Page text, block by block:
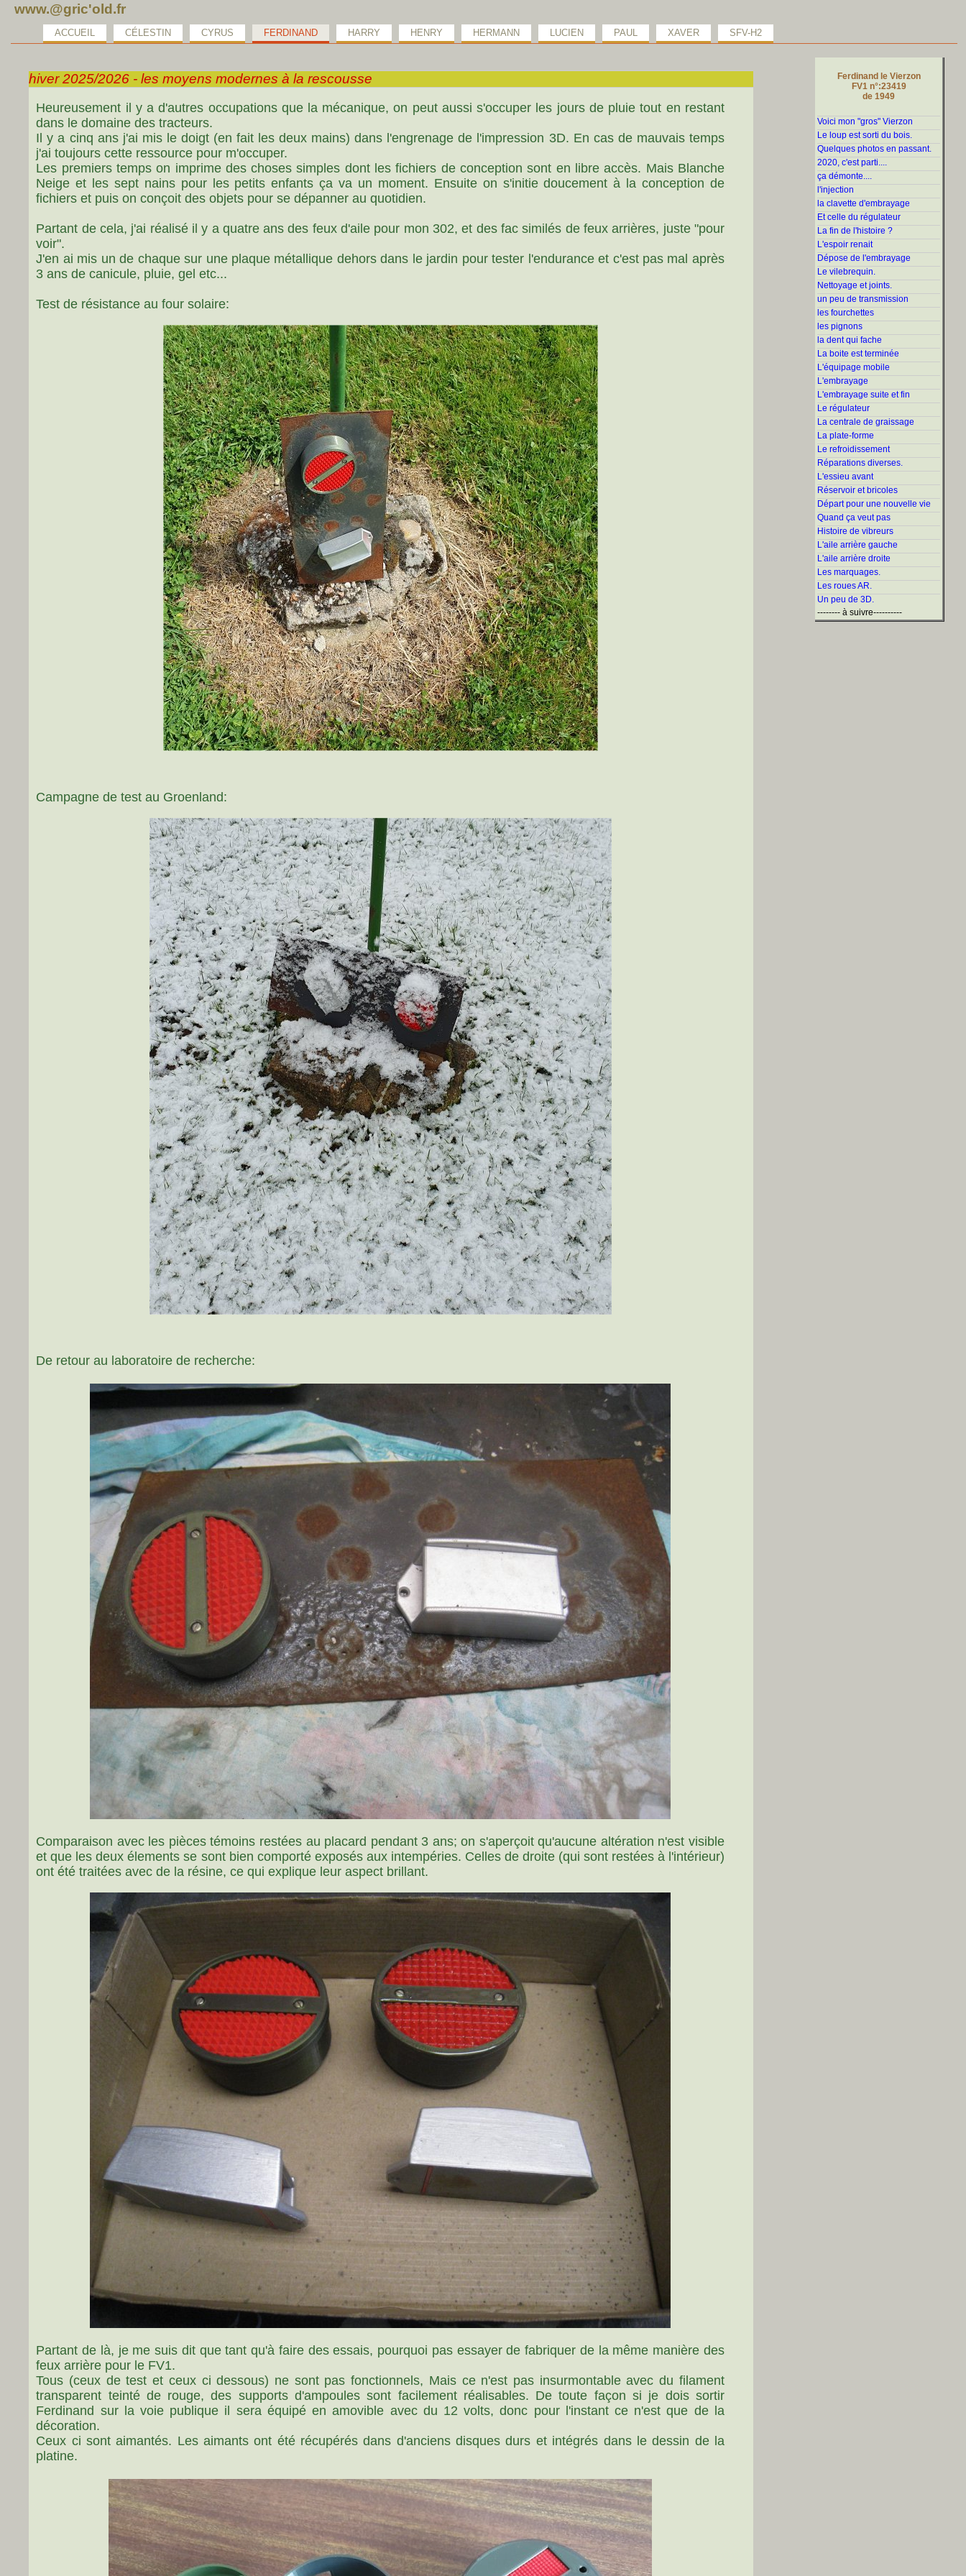
www.@gric'old.fr
ACCUEIL CÉLESTIN CYRUS FERDINAND HARRY HENRY HERMANN LUCIEN PAUL XAVER SFV-H2
Ferdinand le Vierzon
FV1 n°:23419
de 1949
Voici mon "gros" Vierzon
Le loup est sorti du bois.
Quelques photos en passant.
2020, c'est parti....
ça démonte....
l'injection
la clavette d'embrayage
Et celle du régulateur
La fin de l'histoire ?
L'espoir renait
Dépose de l'embrayage
Le vilebrequin.
Nettoyage et joints.
un peu de transmission
les fourchettes
les pignons
la dent qui fache
La boite est terminée
L'équipage mobile
L'embrayage
L'embrayage suite et fin
Le régulateur
La centrale de graissage
La plate-forme
Le refroidissement
Réparations diverses.
L'essieu avant
Réservoir et bricoles
Départ pour une nouvelle vie
Quand ça veut pas
Histoire de vibreurs
L'aile arrière gauche
L'aile arrière droite
Les marquages.
Les roues AR.
Un peu de 3D.
-------- à suivre----------
hiver 2025/2026 - les moyens modernes à la rescousse
Heureusement il y a d'autres occupations que la mécanique, on peut aussi s'occuper les jours de pluie tout en restant
dans le domaine des tracteurs.
Il y a cinq ans j'ai mis le doigt (en fait les deux mains) dans l'engrenage de l'impression 3D. En cas de mauvais temps
j'ai toujours cette ressource pour m'occuper.
Les premiers temps on imprime des choses simples dont les fichiers de conception sont en libre accès. Mais Blanche
Neige et les sept nains pour les petits enfants ça va un moment. Ensuite on s'initie doucement à la conception de
fichiers et puis on conçoit des objets pour se dépanner au quotidien.
Partant de cela, j'ai réalisé il y a quatre ans des feux d'aile pour mon 302, et des fac similés de feux arrières, juste "pour
voir".
J'en ai mis un de chaque sur une plaque métallique dehors dans le jardin pour tester l'endurance et c'est pas mal après
3 ans de canicule, pluie, gel etc...
Test de résistance au four solaire:
Campagne de test au Groenland:
De retour au laboratoire de recherche:
Comparaison avec les pièces témoins restées au placard pendant 3 ans; on s'aperçoit qu'aucune altération n'est visible
et que les deux élements se sont bien comporté exposés aux intempéries. Celles de droite (qui sont restées à l'intérieur)
ont été traitées avec de la résine, ce qui explique leur aspect brillant.
Partant de là, je me suis dit que tant qu'à faire des essais, pourquoi pas essayer de fabriquer de la même manière des
feux arrière pour le FV1.
Tous (ceux de test et ceux ci dessous) ne sont pas fonctionnels, Mais ce n'est pas insurmontable avec du filament
transparent teinté de rouge, des supports d'ampoules sont facilement réalisables. De toute façon si je dois sortir
Ferdinand sur la voie publique il sera équipé en amovible avec du 12 volts, donc pour l'instant ce n'est que de la
décoration.
Ceux ci sont aimantés. Les aimants ont été récupérés dans d'anciens disques durs et intégrés dans le dessin de la
platine.